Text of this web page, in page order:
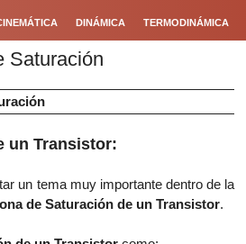
DINÁMICA TERMODINÁMICA
Saturación
un Transistor:
un tema muy importante dentro de la
de Saturación de un Transistor.